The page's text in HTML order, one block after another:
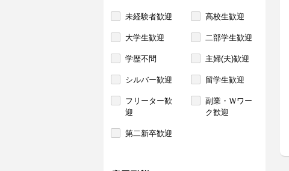
未経験者歓迎 高校生歓迎
大学生歓迎 二部学生歓迎
学歴不問 主婦(夫)歓迎
シルバー歓迎 留学生歓迎
フリーター歓
迎
副業・Ｗワー
ク歓迎
第二新卒歓迎